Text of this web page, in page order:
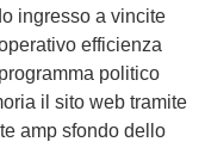
ingresso a vincite
efficienza
politico
il sito web tramite
amp sfondo dello